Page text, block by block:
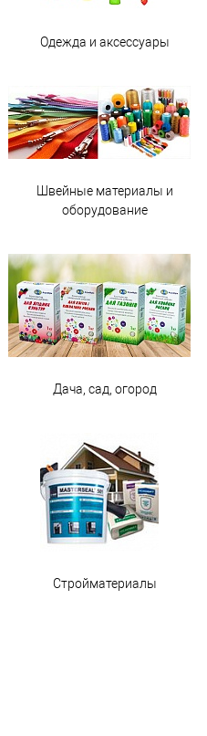
Одежда и аксессуары
Швейные материалы и
оборудование
Дача, сад, огород
Стройматериалы